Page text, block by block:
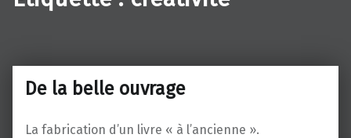
De la belle ouvrage
La fabrication d’un livre « à l’ancienne ».